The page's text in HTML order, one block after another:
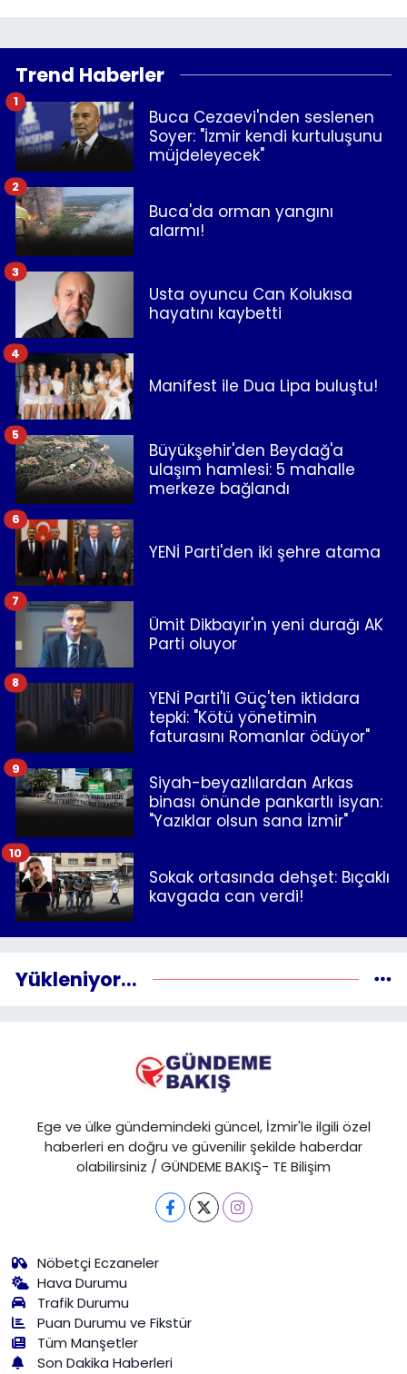
Trend Haberler
Buca Cezaevi'nden seslenen
Soyer: "İzmir kendi kurtuluşunu
müjdeleyecek"
1
Buca'da orman yangını
alarmı!
2
Usta oyuncu Can Kolukısa
hayatını kaybetti
3
Manifest ile Dua Lipa buluştu!
4
Büyükşehir'den Beydağ'a
ulaşım hamlesi: 5 mahalle
merkeze bağlandı
5
YENİ Parti'den iki şehre atama
6
Ümit Dikbayır'ın yeni durağı AK
Parti oluyor
7
YENİ Parti'li Güç'ten iktidara
tepki: "Kötü yönetimin
faturasını Romanlar ödüyor"
8
Siyah-beyazlılardan Arkas
binası önünde pankartlı isyan:
"Yazıklar olsun sana İzmir"
9
Sokak ortasında dehşet: Bıçaklı
kavgada can verdi!
10
Yükleniyor...
Ege ve ülke gündemindeki güncel, İzmir'le ilgili özel
haberleri en doğru ve güvenilir şekilde haberdar
olabilirsiniz / GÜNDEME BAKIŞ- TE Bilişim
Nöbetçi Eczaneler
Hava Durumu
Trafik Durumu
Puan Durumu ve Fikstür
Tüm Manşetler
Son Dakika Haberleri